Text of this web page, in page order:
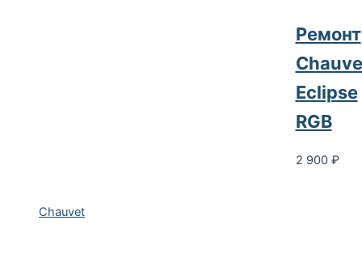
Chauvet
Ремонт
Eclipse
RGB
2 900 ₽